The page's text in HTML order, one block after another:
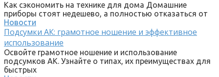
Как сэкономить на технике для дома Домашние
приборы стоят недешево, а полностью отказаться от
Новости
Подсумки АК: грамотное ношение и эффективное
использование
Освойте грамотное ношение и использование
подсумков АК. Узнайте о типах, их преимуществах для
быстрых